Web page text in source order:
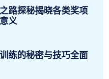
路探秘揭晓各类奖项
义
练的秘密与技巧全面